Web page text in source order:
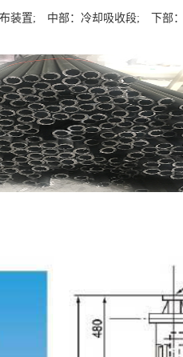
装置; 中部：冷却吸收段; 下部